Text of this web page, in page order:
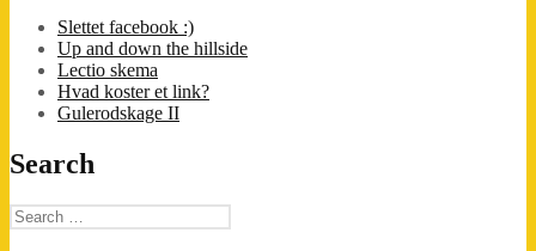
Slettet facebook :)
Up and down the hillside
Lectio skema
Hvad koster et link?
Gulerodskage II
Search
Search
for: